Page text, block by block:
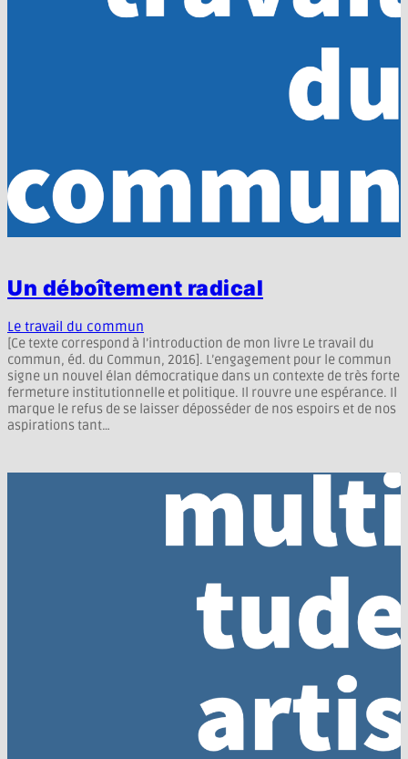
Un déboîtement radical
Le travail du commun
[Ce texte correspond à l’introduction de mon livre Le travail du
commun, éd. du Commun, 2016]. L’engagement pour le commun
signe un nouvel élan démocratique dans un contexte de très forte
fermeture institutionnelle et politique. Il rouvre une espérance. Il
marque le refus de se laisser déposséder de nos espoirs et de nos
aspirations tant…